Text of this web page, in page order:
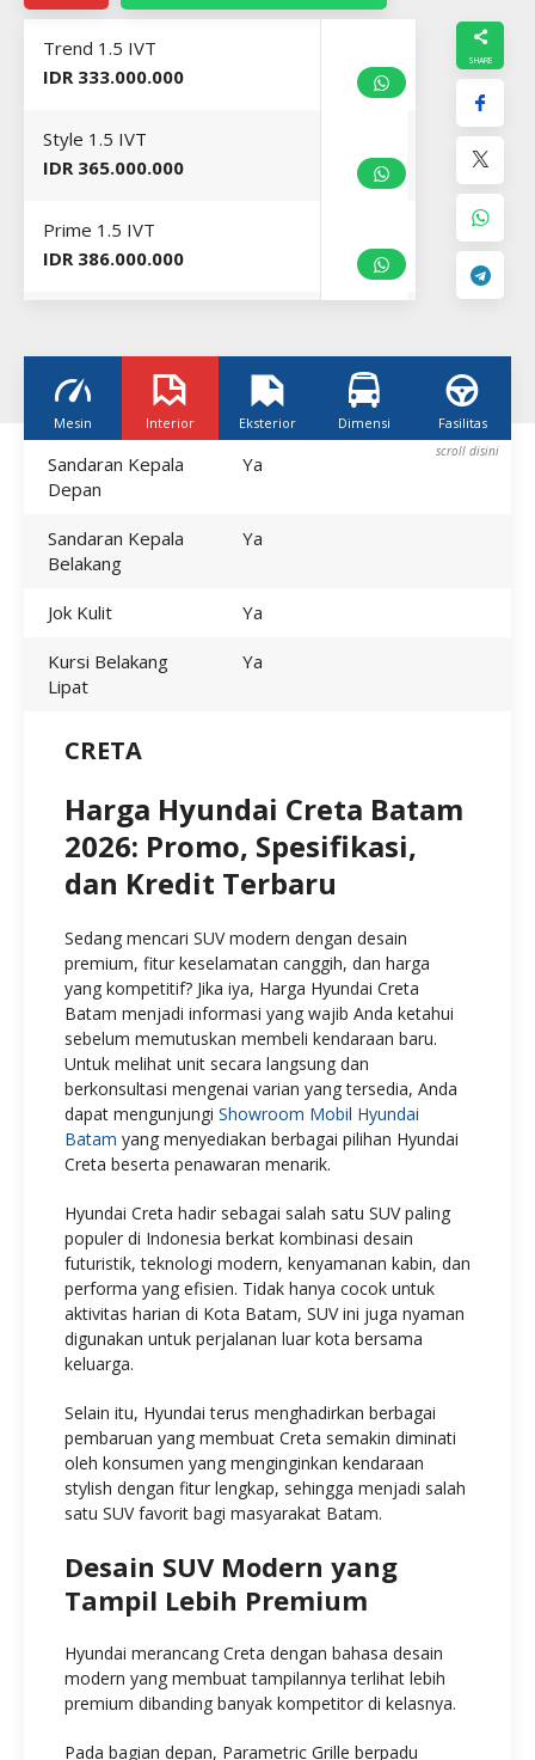
Trend 1.5 IVT
IDR 333.000.000
Style 1.5 IVT
IDR 365.000.000
Prime 1.5 IVT
IDR 386.000.000
N-Line 1.5 IVT
IDR 416.000.000
N-Line Turbo 1.5 IVT
IDR 457.000.000
Mesin Interior Eksterior Dimensi Fasilitas
Sandaran Kepala
Depan
Ya
Sandaran Kepala
Belakang
Ya
Jok Kulit Ya
Kursi Belakang
Lipat
Ya
CRETA
Harga Hyundai Creta Batam
2026: Promo, Spesifikasi,
dan Kredit Terbaru
Sedang mencari SUV modern dengan desain
premium, fitur keselamatan canggih, dan harga
yang kompetitif? Jika iya, Harga Hyundai Creta
Batam menjadi informasi yang wajib Anda ketahui
sebelum memutuskan membeli kendaraan baru.
Untuk melihat unit secara langsung dan
berkonsultasi mengenai varian yang tersedia, Anda
dapat mengunjungi Showroom Mobil Hyundai
Batam yang menyediakan berbagai pilihan Hyundai
Creta beserta penawaran menarik.
Hyundai Creta hadir sebagai salah satu SUV paling
populer di Indonesia berkat kombinasi desain
futuristik, teknologi modern, kenyamanan kabin, dan
performa yang efisien. Tidak hanya cocok untuk
aktivitas harian di Kota Batam, SUV ini juga nyaman
digunakan untuk perjalanan luar kota bersama
keluarga.
Selain itu, Hyundai terus menghadirkan berbagai
pembaruan yang membuat Creta semakin diminati
oleh konsumen yang menginginkan kendaraan
stylish dengan fitur lengkap, sehingga menjadi salah
satu SUV favorit bagi masyarakat Batam.
Desain SUV Modern yang
Tampil Lebih Premium
Hyundai merancang Creta dengan bahasa desain
modern yang membuat tampilannya terlihat lebih
premium dibanding banyak kompetitor di kelasnya.
Pada bagian depan, Parametric Grille berpadu